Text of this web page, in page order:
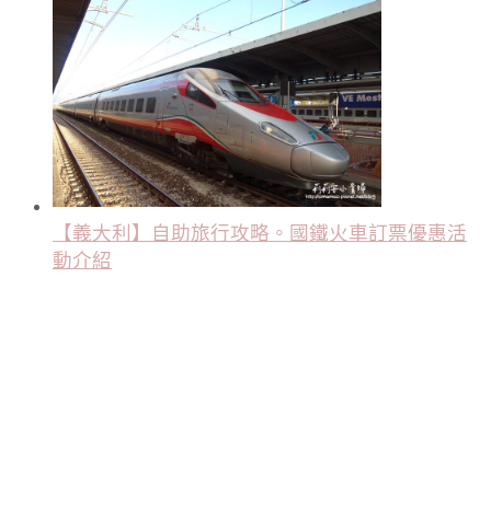
【義大利】自助旅行攻略。國鐵火車訂票優惠活
動介紹